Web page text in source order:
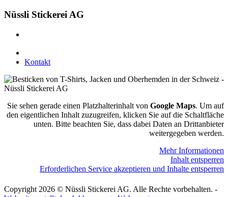
Nüssli Stickerei AG
Kontakt
Sie sehen gerade einen Platzhalterinhalt von Google Maps. Um auf
den eigentlichen Inhalt zuzugreifen, klicken Sie auf die Schaltfläche
unten. Bitte beachten Sie, dass dabei Daten an Drittanbieter
weitergegeben werden.
Mehr Informationen
Inhalt entsperren
Erforderlichen Service akzeptieren und Inhalte entsperren
Copyright 2026 © Nüssli Stickerei AG. Alle Rechte vorbehalten. -